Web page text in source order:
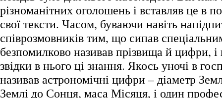
різноманітних оголошень і вставляв це в
свої тексти. Часом, буваючи навіть
співрозмовників тим, що сипав
безпомилково називав прізвища й цифри, і
звідки в нього ці знання. Якось уночі в
називав астрономічні цифри – діаметр
Землі до Сонця, маса Місяця, і один